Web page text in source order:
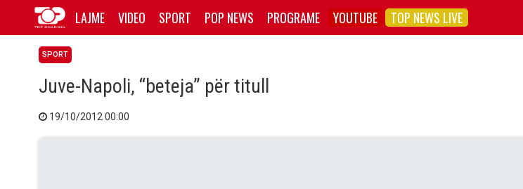
LAJME VIDEO SPORT POP NEWS PROGRAME YOUTUBE TOP NEWS LIVE
SPORT
Juve-Napoli, “beteja” për titull
19/10/2012 00:00